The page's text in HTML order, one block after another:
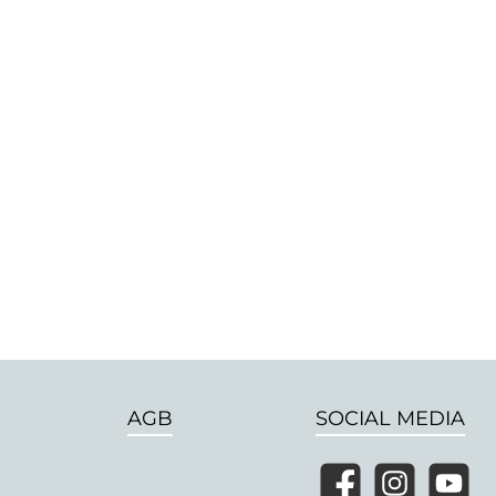
AGB SOCIAL MEDIA